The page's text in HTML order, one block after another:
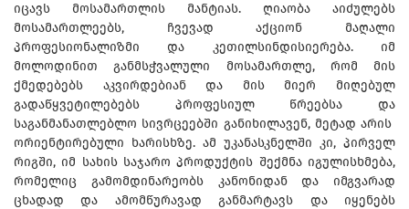
იცავს მოსამართლის მანტიას. ღიაობა აიძულებს
მოსამართლეებს, ჩვევად აქციონ მაღალი
პროფესიონალიზმი და კეთილსინდისიერება. იმ
მოლოდინით განმსჭვალული მოსამართლე, რომ მის
ქმედებებს აკვირდებიან და მის მიერ მიღებულ
გადაწყვეტილებებს პროფესიულ წრეებსა და
საგანმანათლებლო სივრცეებში განიხილავენ, მეტად არის
ორიენტირებული ხარისხზე. ამ უკანასკნელში კი, პირველ
რიგში, იმ სახის საჯარო პროდუქტის შექმნა იგულისხმება,
რომელიც გამომდინარეობს კანონიდან და იმგვარად
ცხადად და ამომწურავად განმარტავს და იყენებს